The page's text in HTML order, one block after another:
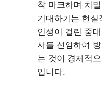
착 마크하며 치
기대하기는 현실
인생이 걸린 중
사를 선임하여
는 것이 경제적
입니다.